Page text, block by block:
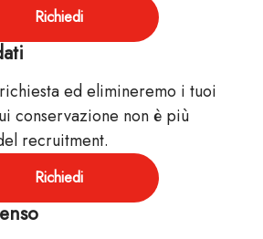
Richiedi
ed elimineremo i tuoi
conservazione non è più
recruitment.
Richiedi